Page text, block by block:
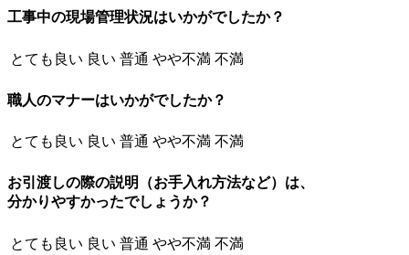
工事中の現場管理状況はいかがでしたか？
とても良い 良い 普通 やや不満 不満
職人のマナーはいかがでしたか？
とても良い 良い 普通 やや不満 不満
お引渡しの際の説明（お手入れ方法など）は、
分かりやすかったでしょうか？
とても良い 良い 普通 やや不満 不満